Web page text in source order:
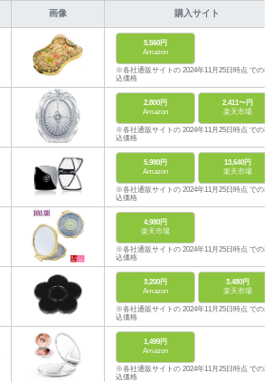
画像 購入サイト
5,560円
Amazon
※各社通販サイトの 2024年11月25日時点 での税
込価格
2,800円
Amazon
2,411〜円
楽天市場
※各社通販サイトの 2024年11月25日時点 での税
込価格
5,980円
Amazon
13,640円
楽天市場
※各社通販サイトの 2024年11月25日時点 での税
込価格
4,980円
楽天市場
※各社通販サイトの 2024年11月25日時点 での税
込価格
3,200円
Amazon
3,480円
楽天市場
※各社通販サイトの 2024年11月25日時点 での税
込価格
1,499円
Amazon
※各社通販サイトの 2024年11月25日時点 での税
込価格